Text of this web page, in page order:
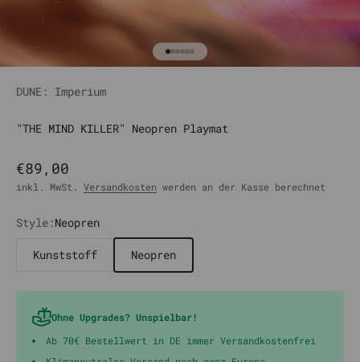
Gehe zu Element 1
Gehe zu Element 2
Gehe zu Element 3
Gehe zu Element 4
Gehe zu Element 5
Gehe zu Element 6
DUNE: Imperium
"THE MIND KILLER" Neopren Playmat
Angebot
€89,00
inkl. MwSt. Versandkosten werden an der Kasse berechnet
Style:Neopren
Kunststoff Neopren
Ohne Upgrades? Unspielbar!
Ab 70€ Bestellwert in DE immer Versandkostenfrei